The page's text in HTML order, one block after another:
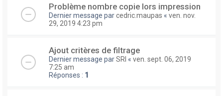
Problème nombre copie lors impression
Dernier message parcedric.maupas « ven. nov.
29, 2019 4:23 pm
Ajout critères de filtrage
Dernier message parSRI « ven. sept. 06, 2019
7:25 am
Réponses : 1